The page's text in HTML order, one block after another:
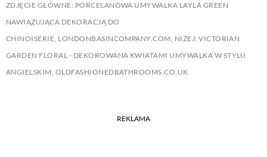
ZDJĘCIE GŁÓWNE: PORCELANOWA UMYWALKA LAYLA GREEN
NAWIĄZUJĄCA DEKORACJĄ DO
CHINOISERIE, LONDONBASINCOMPANY.COM, NIŻEJ: VICTORIAN
GARDEN FLORAL - DEKOROWANA KWIATAMI UMYWALKA W STYLU
ANGIELSKIM, OLDFASHIONEDBATHROOMS.CO.UK
REKLAMA